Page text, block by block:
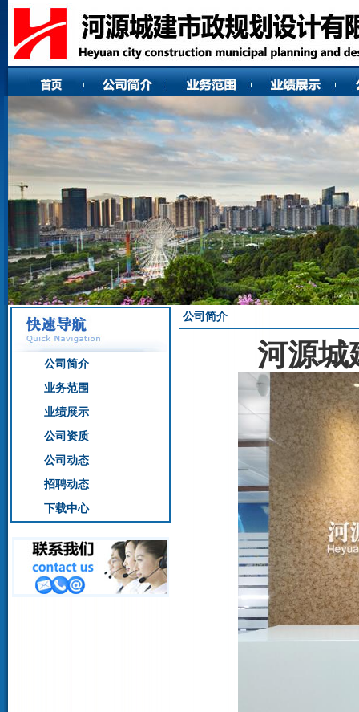
公司简介
业务范围
业绩展示
公司资质
公司动态
招聘动态
下载中心
公司简介
河源城